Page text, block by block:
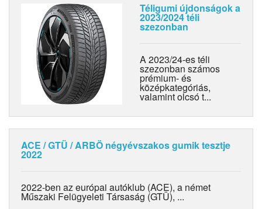
Téligumi újdonságok a
2023/2024 téli
szezonban
A 2023/24-es téli
szezonban számos
prémium- és
középkategóriás,
valamint olcsó t...
ACE / GTÜ / ARBÖ négyévszakos gumik tesztje
2022
2022-ben az európai autóklub (ACE), a német
Műszaki Felügyeleti Társaság (GTÜ), ...